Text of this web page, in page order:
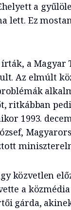
a
lett. Ez
a Magyar
Az elmúlt
ritkábban
1993.
közvetlen
a közmédia
gárda,